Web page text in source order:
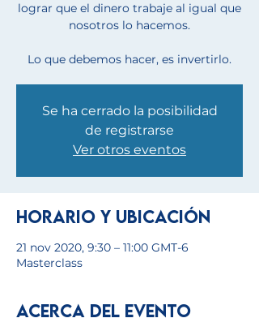
lograr que el dinero trabaje al igual que
nosotros lo hacemos.
Lo que debemos hacer, es invertirlo.
Se ha cerrado la posibilidad
de registrarse
Ver otros eventos
Horario y ubicación
21 nov 2020, 9:30 – 11:00 GMT-6
Masterclass
Acerca del evento